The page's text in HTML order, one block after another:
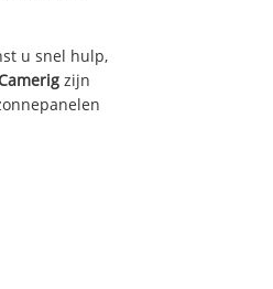
u snel hulp,
zijn